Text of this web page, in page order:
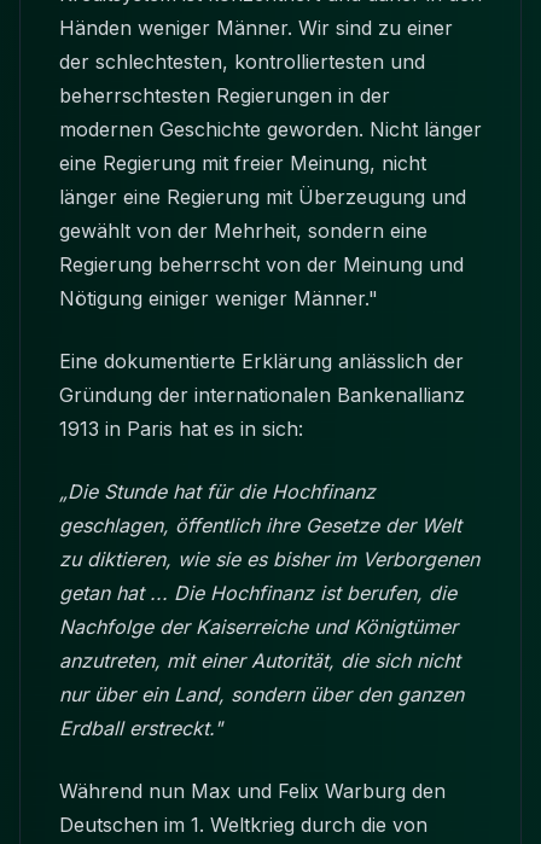
Händen weniger Männer. Wir sind zu einer
der schlechtesten, kontrolliertesten und
beherrschtesten Regierungen in der
modernen Geschichte geworden. Nicht länger
eine Regierung mit freier Meinung, nicht
länger eine Regierung mit Überzeugung und
gewählt von der Mehrheit, sondern eine
Regierung beherrscht von der Meinung und
Nötigung einiger weniger Männer."
Eine dokumentierte Erklärung anlässlich der
Gründung der internationalen Bankenallianz
1913 in Paris hat es in sich:
„Die Stunde hat für die Hochfinanz
geschlagen, öffentlich ihre Gesetze der Welt
zu diktieren, wie sie es bisher im Verborgenen
getan hat ... Die Hochfinanz ist berufen, die
Nachfolge der Kaiserreiche und Königtümer
anzutreten, mit einer Autorität, die sich nicht
nur über ein Land, sondern über den ganzen
Erdball erstreckt."
Während nun Max und Felix Warburg den
Deutschen im 1. Weltkrieg durch die von